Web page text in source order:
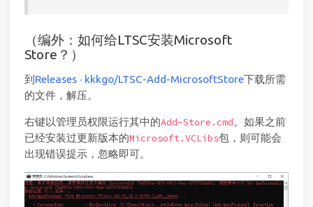
（编外：如何给LTSC安装Microsoft
Store？）
到 Releases · kkkgo/LTSC-Add-MicrosoftStore下载所需
的文件，解压。
右键以管理员权限运行其中的Add-Store.cmd。如果之前
已经安装过更新版本的Microsoft.VCLibs包，则可能会
出现错误提示，忽略即可。